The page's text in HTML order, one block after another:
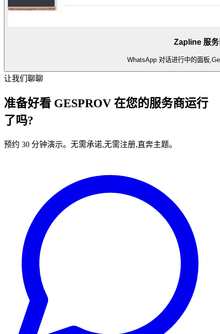
Zapline 服
WhatsApp 对话进行中的面板
让我们聊聊
准备好看 GESPROV 在您的服务商运行
了吗?
预约 30 分钟演示。无需承诺,无需注册,直奔主题。